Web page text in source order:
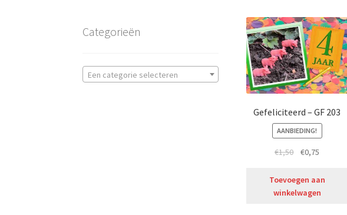
Gefeliciteerd – GF 203
AANBIEDING!
€1,50 €0,75
Toevoegen aan
winkelwagen
Categorieën
Een categorie selecteren